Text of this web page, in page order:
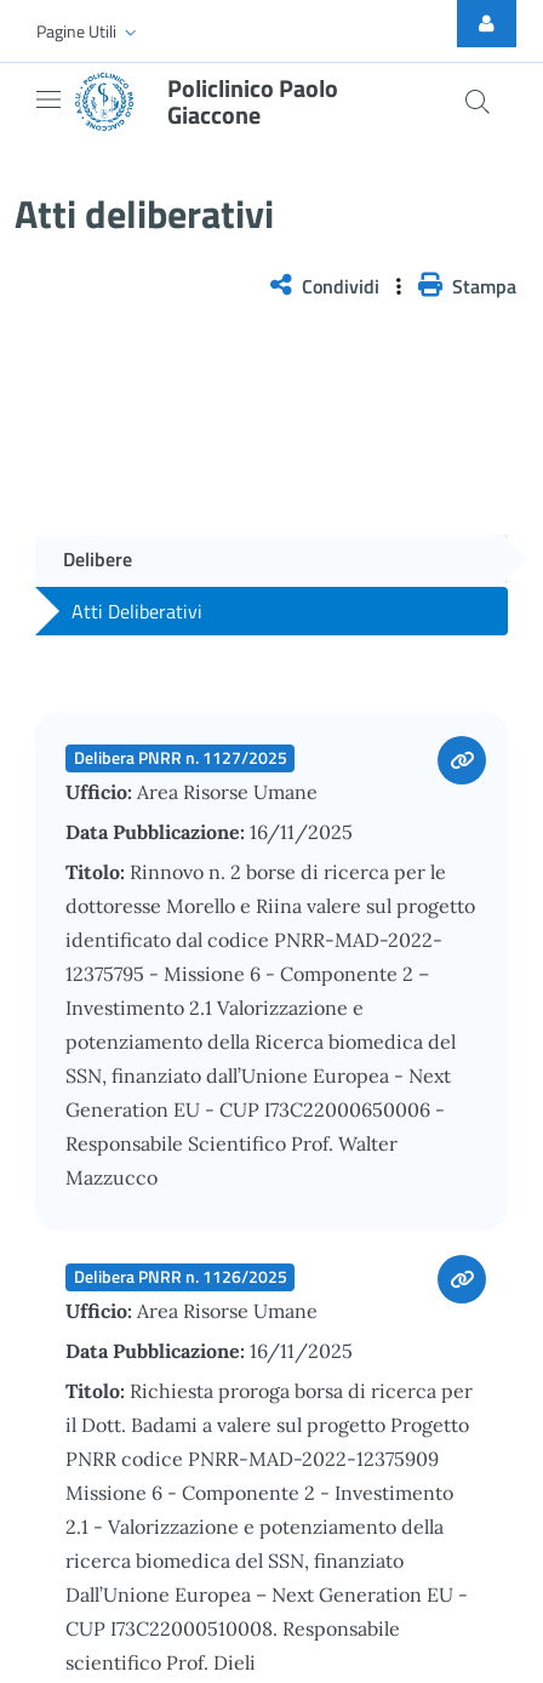
Skip to Main Content
Pagine Utili
Policlinico Paolo
Giaccone
Atti deliberativi
Condividi Stampa
Delibere
Atti Deliberativi
Delibera PNRR n. 1127/2025
Ufficio: Area Risorse Umane
Data Pubblicazione: 16/11/2025
Titolo: Rinnovo n. 2 borse di ricerca per le
dottoresse Morello e Riina valere sul progetto
identificato dal codice PNRR-MAD-2022-
12375795 - Missione 6 - Componente 2 –
Investimento 2.1 Valorizzazione e
potenziamento della Ricerca biomedica del
SSN, finanziato dall’Unione Europea - Next
Generation EU - CUP I73C22000650006 -
Responsabile Scientifico Prof. Walter
Mazzucco
Delibera PNRR n. 1126/2025
Ufficio: Area Risorse Umane
Data Pubblicazione: 16/11/2025
Titolo: Richiesta proroga borsa di ricerca per
il Dott. Badami a valere sul progetto Progetto
PNRR codice PNRR-MAD-2022-12375909
Missione 6 - Componente 2 - Investimento
2.1 - Valorizzazione e potenziamento della
ricerca biomedica del SSN, finanziato
Dall’Unione Europea – Next Generation EU -
CUP I73C22000510008. Responsabile
scientifico Prof. Dieli